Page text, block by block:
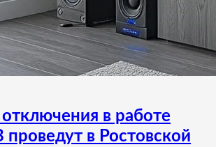
в работе
проведут в Ростовской